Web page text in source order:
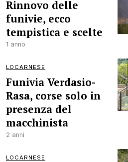
Rinnovo delle
funivie, ecco
tempistica e scelte
1 anno
LOCARNESE
Funivia Verdasio-
Rasa, corse solo in
presenza del
macchinista
2 anni
LOCARNESE